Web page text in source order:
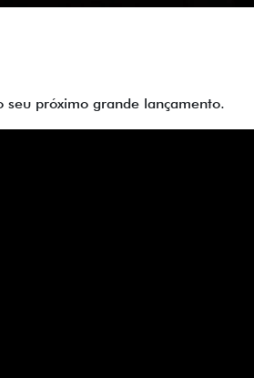
próximo grande lançamento.